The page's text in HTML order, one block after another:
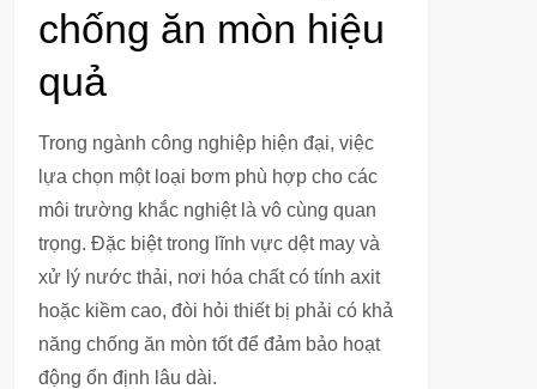
chống ăn mòn hiệu
quả
Trong ngành công nghiệp hiện đại, việc
lựa chọn một loại bơm phù hợp cho các
môi trường khắc nghiệt là vô cùng quan
trọng. Đặc biệt trong lĩnh vực dệt may và
xử lý nước thải, nơi hóa chất có tính axit
hoặc kiềm cao, đòi hỏi thiết bị phải có khả
năng chống ăn mòn tốt để đảm bảo hoạt
động ổn định lâu dài.